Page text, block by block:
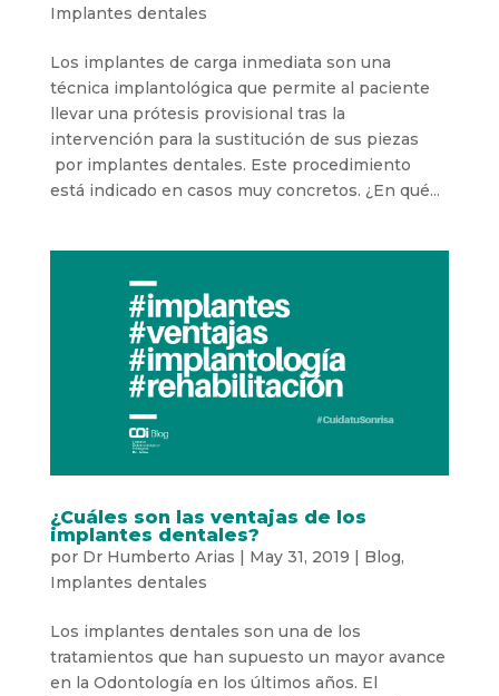
Implantes dentales
Los implantes de carga inmediata son una
técnica implantológica que permite al paciente
llevar una prótesis provisional tras la
intervención para la sustitución de sus piezas
por implantes dentales. Este procedimiento
está indicado en casos muy concretos. ¿En qué...
¿Cuáles son las ventajas de los
implantes dentales?
por Dr Humberto Arias | May 31, 2019 | Blog,
Implantes dentales
Los implantes dentales son una de los
tratamientos que han supuesto un mayor avance
en la Odontología en los últimos años. El